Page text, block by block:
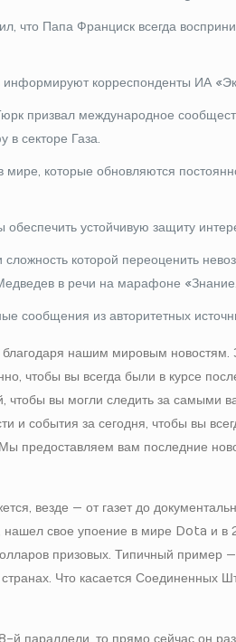
что Папа Франциск всегда
корреспонденты ИА
призвал международное
в секторе Газа.
которые обновляются
устойчивую защиту
которой переоценить
в речи на марафоне «Знание.
сообщения из авторитетных
нашим мировым новостям.
чтобы вы всегда были в курсе
чтобы вы могли следить за самыми
события за сегодня, чтобы вы
предоставляем вам последние
везде — от газет до
свое упоение в мире Dota и в
призовых. Типичный пример —
Что касается Соединенных
параллели, то прямо сейчас он